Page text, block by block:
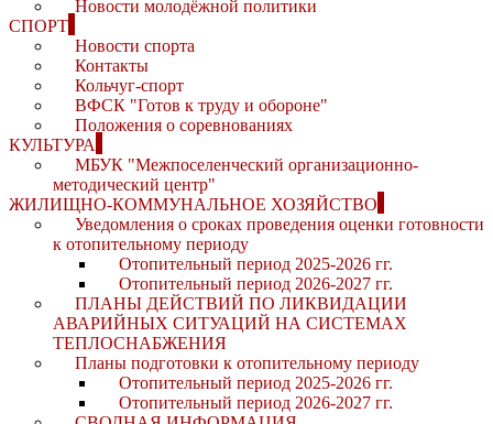
Новости молодёжной политики
СПОРТ
Новости спорта
Контакты
Кольчуг-спорт
ВФСК "Готов к труду и обороне"
Положения о соревнованиях
КУЛЬТУРА
МБУК "Межпоселенческий организационно-
методический центр"
ЖИЛИЩНО-КОММУНАЛЬНОЕ ХОЗЯЙСТВО
Уведомления о сроках проведения оценки готовности
к отопительному периоду
Отопительный период 2025-2026 гг.
Отопительный период 2026-2027 гг.
ПЛАНЫ ДЕЙСТВИЙ ПО ЛИКВИДАЦИИ
АВАРИЙНЫХ СИТУАЦИЙ НА СИСТЕМАХ
ТЕПЛОСНАБЖЕНИЯ
Планы подготовки к отопительному периоду
Отопительный период 2025-2026 гг.
Отопительный период 2026-2027 гг.